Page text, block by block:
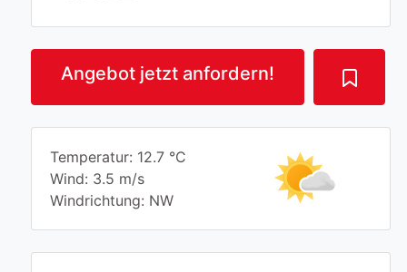
Angebot jetzt anfordern!
Temperatur: 12.7 °C
Wind: 3.5 m/s
Windrichtung: NW